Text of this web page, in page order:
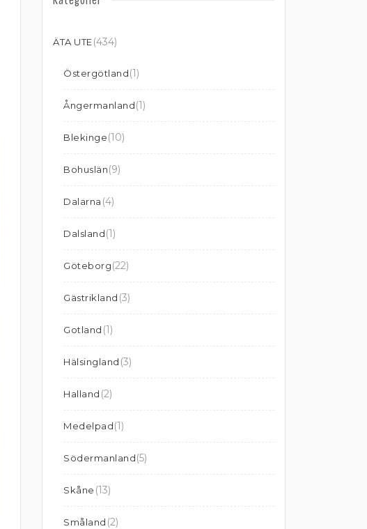
ÄTA UTE(434)
Östergötland(1)
Ångermanland(1)
Blekinge(10)
Bohuslän(9)
Dalarna (4)
Dalsland(1)
Göteborg(22)
Gästrikland (3)
Gotland (1)
Hälsingland (3)
Halland (2)
Medelpad(1)
Södermanland(5)
Skåne (13)
Småland (2)